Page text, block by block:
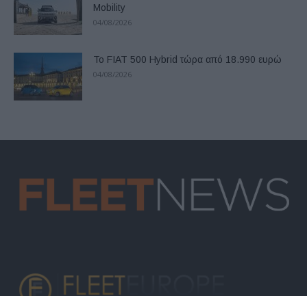
Mobility
04/08/2026
Το FIAT 500 Hybrid τώρα από 18.990 ευρώ
04/08/2026